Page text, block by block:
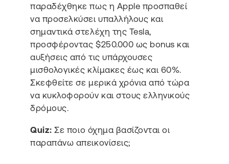
παραδέχθηκε πως η Apple προσπαθεί
να προσελκύσει υπαλλήλους και
σημαντικά στελέχη της Tesla,
προσφέροντας $250.000 ως bonus και
αυξήσεις από τις υπάρχουσες
μισθολογικές κλίμακες έως και 60%.
Σκεφθείτε σε μερικά χρόνια από τώρα
να κυκλοφορούν και στους ελληνικούς
δρόμους.
Quiz: Σε ποιο όχημα βασίζονται οι
παραπάνω απεικονίσεις;